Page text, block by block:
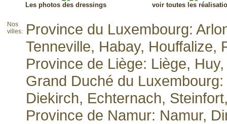
Les photos des dressings voir toutes les
Nos
villes: Province du Luxembourg:
Tenneville, Habay,
Province de Liège: Liège,
Grand Duché du
Diekirch, Echternach,
Province de Namur: Namur,